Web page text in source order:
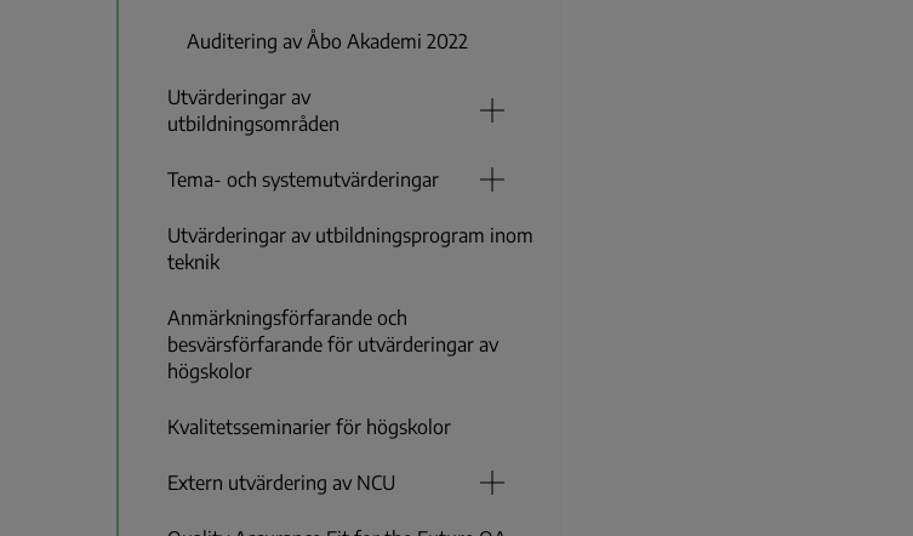
Auditering av Åbo Akademi 2022
Utvärderingar av
utbildningsområden
Tema- och systemutvärderingar
Utvärderingar av utbildningsprogram inom
teknik
Anmärkningsförfarande och
besvärsförfarande för utvärderingar av
högskolor
Kvalitetsseminarier för högskolor
Extern utvärdering av NCU